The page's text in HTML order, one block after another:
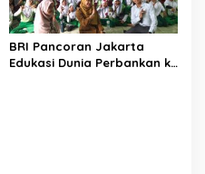
BRI Pancoran Jakarta
Edukasi Dunia Perbankan ke